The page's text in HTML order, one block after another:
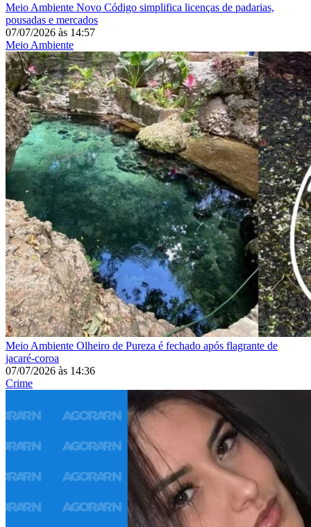
Meio Ambiente Novo Código simplifica licenças de padarias,
pousadas e mercados
07/07/2026 às 14:57
Meio Ambiente
Meio Ambiente Olheiro de Pureza é fechado após flagrante de
jacaré-coroa
07/07/2026 às 14:36
Crime